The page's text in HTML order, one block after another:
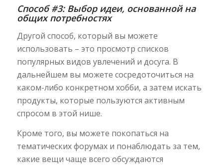
Способ #3: Выбор идеи, основанной на
общих потребностях
Другой способ, который вы можете
использовать – это просмотр списков
популярных видов увлечений и досуга. В
дальнейшем вы можете сосредоточиться на
каком-либо конкретном хобби, а затем искать
продукты, которые пользуются активным
спросом в этой нише.
Кроме того, вы можете покопаться на
тематических форумах и понаблюдать за тем,
какие вещи чаще всего обсуждаются